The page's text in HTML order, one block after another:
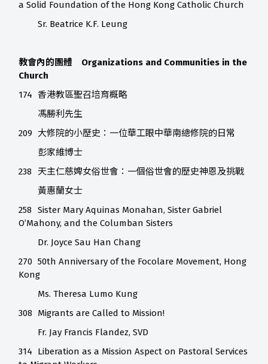
a Solid Foundation of the Hong Kong Catholic Church
Sr. Beatrice K.F. Leung
教會內的團體 Organizations and Communities in the
Church
174 香港教區聖召培育概略
馮勝利先生
209 大修院的小歷史：一位華工眼中華南總修院的日常
彭家維博士
238
天主仁慈婢女俗世會：一個俗世會的歷史神恩及挑戰
黃惠蘭女士
258 Sister Mary Aquinas Monahan, Sister Gabriel
O’Mahony, and the Columban Sisters
Dr. Joyce Sau Han Chang
270 50th Anniversary of the Focolare Movement, Hong
Kong
Ms. Theresa Lumo Kung
308 Migrants are Called to Mission!
Fr. Jay Francis Flandez, SVD
314
Liberation as a Mission Aspect on Pastoral Services